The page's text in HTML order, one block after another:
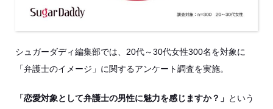
シュガーダディ編集部では、20代～30代女性300名を対象に
「弁護士のイメージ」に関するアンケート調査を実施。
「恋愛対象として弁護士の男性に魅力を感じますか？」 という